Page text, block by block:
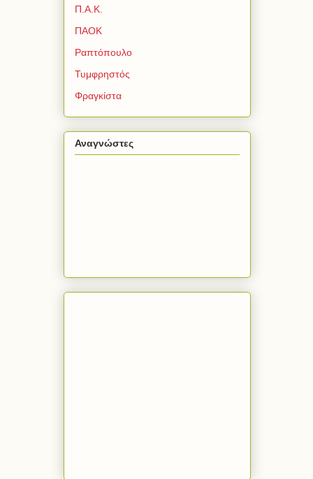
Π.Α.Κ.
ΠΑΟΚ
Ραπτόπουλο
Τυμφρηστός
Φραγκίστα
Αναγνώστες